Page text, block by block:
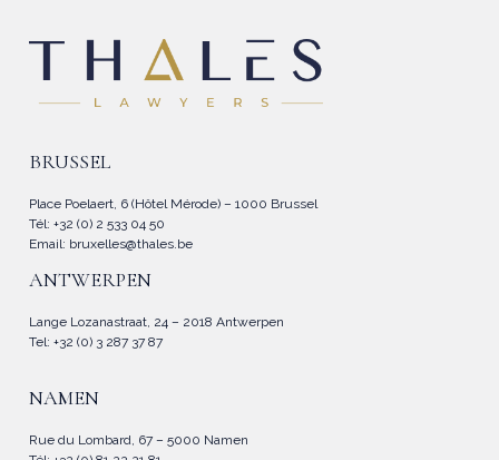
BRUSSEL
Place Poelaert, 6 (Hôtel Mérode) – 1000 Brussel
Tél: +32 (0) 2 533 04 50
Email: bruxelles@thales.be
ANTWERPEN
Lange Lozanastraat, 24 – 2018 Antwerpen
Tel: +32 (0) 3 287 37 87
NAMEN
Rue du Lombard, 67 – 5000 Namen